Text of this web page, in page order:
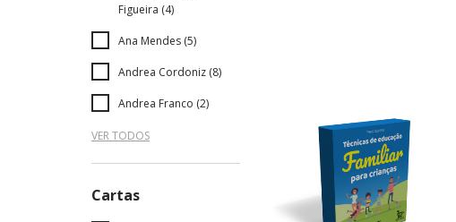
Figueira (4)
Ana Mendes (5)
Andrea Cordoniz (8)
Andrea Franco (2)
VER TODOS
Cartas